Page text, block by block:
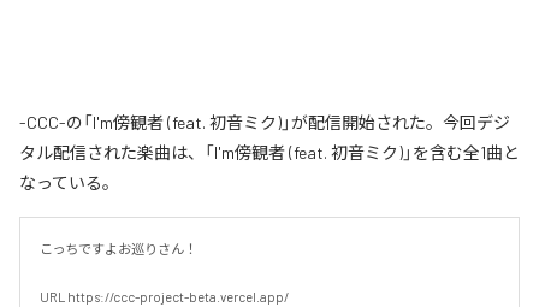
-CCC-の「I'm傍観者 (feat. 初音ミク)」が配信開始された。今回デジ
タル配信された楽曲は、「I'm傍観者 (feat. 初音ミク)」を含む全1曲と
なっている。
こっちですよお巡りさん！
URL https://ccc-project-beta.vercel.app/